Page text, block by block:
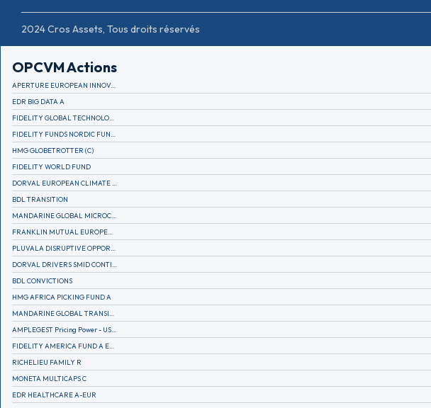
2024 Cros Assets, Tous droits réservés
OPCVM Actions
APERTURE EUROPEAN INNOVATION
EDR BIG DATA A
HMG GLOBETROTTER (C)
FIDELITY WORLD FUND
BDL TRANSITION
BDL CONVICTIONS
HMG AFRICA PICKING FUND A
RICHELIEU FAMILY R
MONETA MULTICAPS C
EDR HEALTHCARE A-EUR